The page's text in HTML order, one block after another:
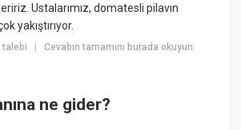
Ustalarımız, domatesli pilavın
yakıştırıyor.
talebi |Cevabın tamamını burada okuyun:
ne gider?